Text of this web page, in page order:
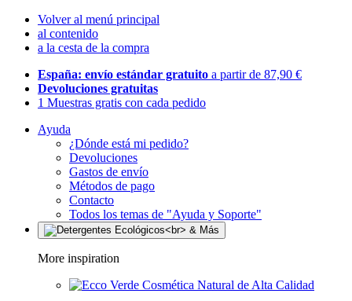
Volver al menú principal
al contenido
a la cesta de la compra
España: envío estándar gratuito a partir de 87,90 €
Devoluciones gratuitas
1 Muestras gratis con cada pedido
Ayuda
¿Dónde está mi pedido?
Devoluciones
Gastos de envío
Métodos de pago
Contacto
Todos los temas de "Ayuda y Soporte"
More inspiration
Cosmética Natural de Alta Calidad